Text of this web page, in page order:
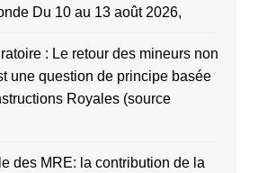
Du 10 au 13 août 2026,
: Le retour des mineurs non
une question de principe basée
Royales (source
des MRE: la contribution de la